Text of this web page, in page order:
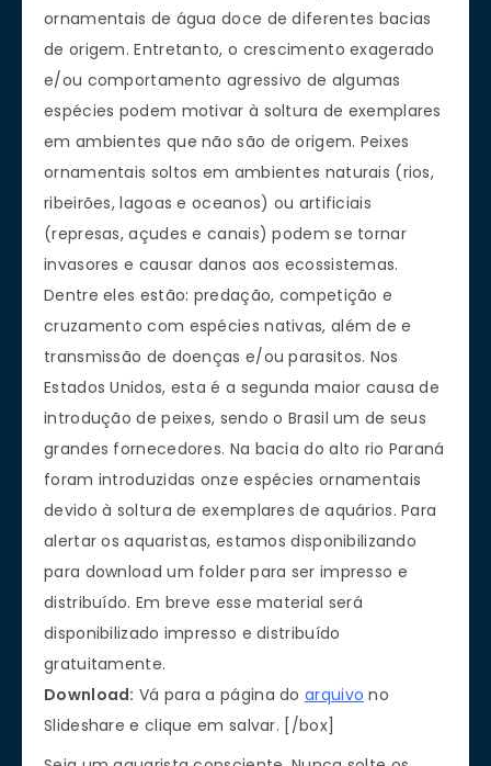
ornamentais de água doce de diferentes bacias
de origem. Entretanto, o crescimento exagerado
e/ou comportamento agressivo de algumas
espécies podem motivar à soltura de exemplares
em ambientes que não são de origem. Peixes
ornamentais soltos em ambientes naturais (rios,
ribeirões, lagoas e oceanos) ou artificiais
(represas, açudes e canais) podem se tornar
invasores e causar danos aos ecossistemas.
Dentre eles estão: predação, competição e
cruzamento com espécies nativas, além de e
transmissão de doenças e/ou parasitos. Nos
Estados Unidos, esta é a segunda maior causa de
introdução de peixes, sendo o Brasil um de seus
grandes fornecedores. Na bacia do alto rio Paraná
foram introduzidas onze espécies ornamentais
devido à soltura de exemplares de aquários. Para
alertar os aquaristas, estamos disponibilizando
para download um folder para ser impresso e
distribuído. Em breve esse material será
disponibilizado impresso e distribuído
gratuitamente.
Download: Vá para a página doarquivo no
Slideshare e clique em salvar. [/box]